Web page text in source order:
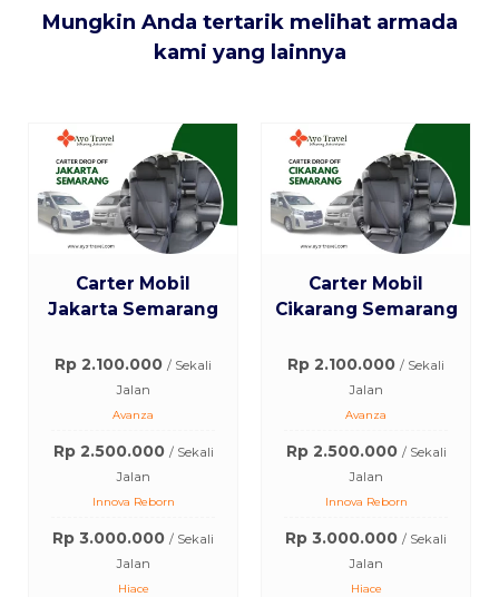
Mungkin Anda tertarik melihat armada
kami yang lainnya
Carter Mobil
Jakarta Semarang
Rp 2.100.000 / Sekali
Jalan
Avanza
Rp 2.500.000 / Sekali
Jalan
Innova Reborn
Rp 3.000.000 / Sekali
Jalan
Hiace
Carter Mobil
Cikarang Semarang
Rp 2.100.000 / Sekali
Jalan
Avanza
Rp 2.500.000 / Sekali
Jalan
Innova Reborn
Rp 3.000.000 / Sekali
Jalan
Hiace